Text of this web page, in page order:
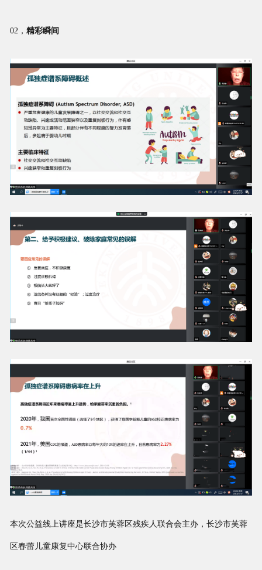
02， 精彩瞬间
本次公益线上讲座是长沙市芙蓉区残疾人联合会主办，长沙市芙蓉
区春蕾儿童康复中心联合协办